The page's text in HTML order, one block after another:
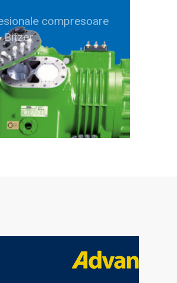
compresoare
Bitzer